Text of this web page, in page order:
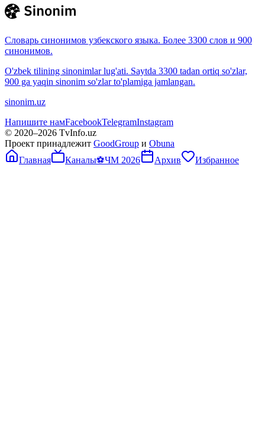
Словарь синонимов узбекского языка. Более 3300 слов и 900
синонимов.
O'zbek tilining sinonimlar lug'ati. Saytda 3300 tadan ortiq so'zlar,
900 ga yaqin sinonim so'zlar to'plamiga jamlangan.
sinonim.uz
Напишите намFacebookTelegramInstagram
© 2020–2026 TvInfo.uz
Проект принадлежит GoodGroup и Obuna
Главная
Каналы⚽ЧМ 2026 Архив Избранное